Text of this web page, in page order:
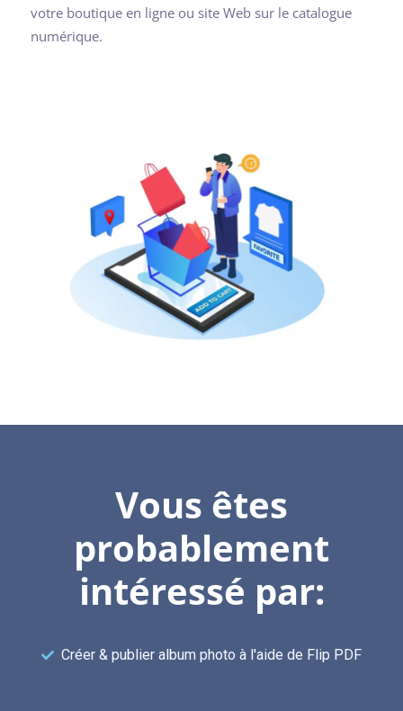
votre boutique en ligne ou site Web sur le catalogue
numérique.
Vous êtes
probablement
intéressé par:
Créer & publier album photo à l'aide de Flip PDF